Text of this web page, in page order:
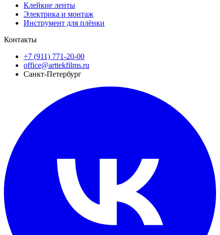
Клейкие ленты
Электрика и монтаж
Инструмент для плёнки
Контакты
+7 (911) 771-20-00
office@arttekfilms.ru
Санкт-Петербург